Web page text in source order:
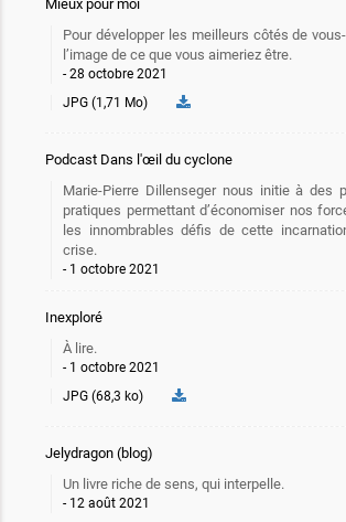
Mieux pour moi
Pour développer les meilleurs côtés de
l’image de ce que vous aimeriez être.
28 octobre 2021
JPG (1,71 Mo)
Podcast Dans l'œil du cyclone
Marie-Pierre Dillenseger nous initie à des
pratiques permettant d’économiser nos
les innombrables défis de cette
crise.
1 octobre 2021
Inexploré
À lire.
1 octobre 2021
JPG (68,3 ko)
Jelydragon (blog)
Un livre riche de sens, qui interpelle.
12 août 2021